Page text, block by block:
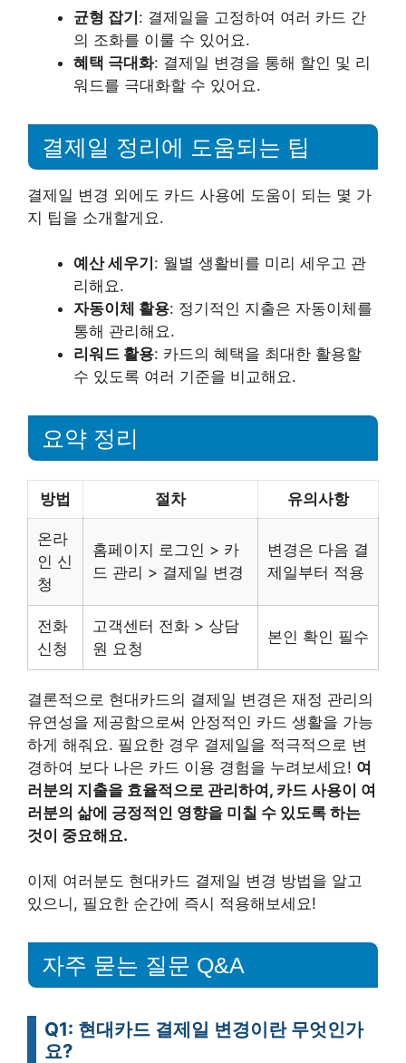
균형 잡기: 결제일을 고정하여 여러 카드 간
의 조화를 이룰 수 있어요.
혜택 극대화: 결제일 변경을 통해 할인 및 리
워드를 극대화할 수 있어요.
결제일 정리에 도움되는 팁
결제일 변경 외에도 카드 사용에 도움이 되는 몇 가
지 팁을 소개할게요.
예산 세우기 : 월별 생활비를 미리 세우고 관
리해요.
자동이체 활용: 정기적인 지출은 자동이체를
통해 관리해요.
리워드 활용: 카드의 혜택을 최대한 활용할
수 있도록 여러 기준을 비교해요.
요약 정리
방법 절차 유의사항
온라
인 신
청
홈페이지 로그인 > 카
드 관리 > 결제일 변경
변경은 다음 결
제일부터 적용
전화
신청
고객센터 전화 > 상담
원 요청
본인 확인 필수
결론적으로 현대카드의 결제일 변경은 재정 관리의
유연성을 제공함으로써 안정적인 카드 생활을 가능
하게 해줘요. 필요한 경우 결제일을 적극적으로 변
경하여 보다 나은 카드 이용 경험을 누려보세요! 여
러분의 지출을 효율적으로 관리하여, 카드 사용이 여
러분의 삶에 긍정적인 영향을 미칠 수 있도록 하는
것이 중요해요.
이제 여러분도 현대카드 결제일 변경 방법을 알고
있으니, 필요한 순간에 즉시 적용해보세요!
자주 묻는 질문 Q&A
Q1: 현대카드 결제일 변경이란 무엇인가
요?